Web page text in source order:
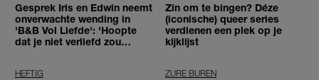
Gesprek Iris en Edwin neemt
onverwachte wending in
'B&B Vol Liefde': 'Hoopte
dat je niet verliefd zou
Zin om te bingen? Déze
(iconische) queer series
verdienen een plek op je
kijklijst
HEFTIG ZURE BUREN